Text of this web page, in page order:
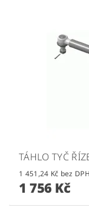
TÁHLO TYČ
1 451,24 Kč bez DPH
1 756 Kč